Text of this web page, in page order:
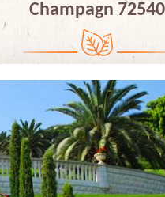
Champagn 72540